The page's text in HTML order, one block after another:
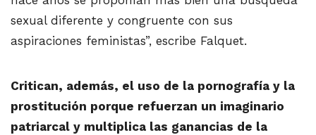
sexual diferente y congruente con sus
aspiraciones feministas”, escribe Falquet.
Critican, además, el uso de la pornografía y la
prostitución porque refuerzan un imaginario
patriarcal y multiplica las ganancias de la